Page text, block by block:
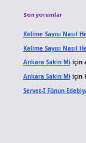
Son yorumlar
Kelime Sayısı Nasıl
Kelime Sayısı Nasıl
Ankara Sakin Miiçin
Ankara Sakin Miiçin
Servet-I Fünun